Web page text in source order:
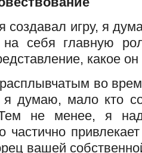
создавал игру, я
себя главную
какое
во
думаю, мало кто
Тем не менее, я
частично
вашей